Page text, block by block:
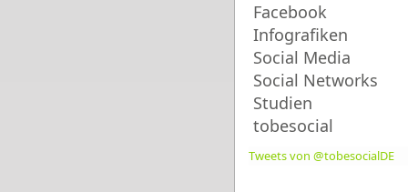
Facebook
Infografiken
Social Media
Social Networks
Studien
tobesocial
Tweets von @tobesocialDE